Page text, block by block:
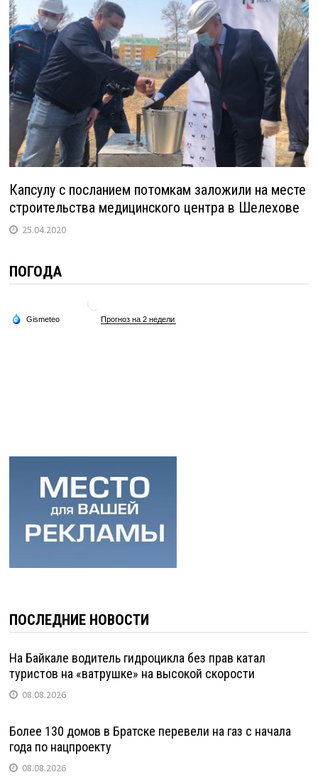
Капсулу с посланием потомкам заложили на месте
строительства медицинского центра в Шелехове
25.04.2020
ПОГОДА
ПОСЛЕДНИЕ НОВОСТИ
На Байкале водитель гидроцикла без прав катал
туристов на «ватрушке» на высокой скорости
08.08.2026
Более 130 домов в Братске перевели на газ с начала
года по нацпроекту
08.08.2026